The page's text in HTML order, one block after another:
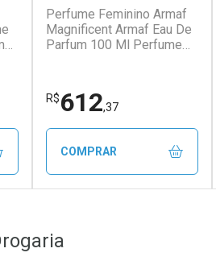
Perfume Feminino Armaf
Magnificent Armaf Eau De
Parfum 100 Ml Perfume
Parfum 100 M
R$612,37
COMPRAR
Laboratório
Por Menos